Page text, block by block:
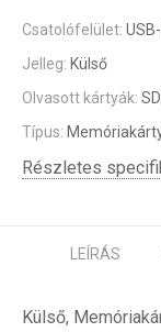
Csatolófelület:
Jelleg: Külső
Olvasott kártyák:
Típus:
Részletes
LEÍRÁS
Külső,